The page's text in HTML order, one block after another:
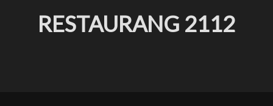
RESTAURANG 2112